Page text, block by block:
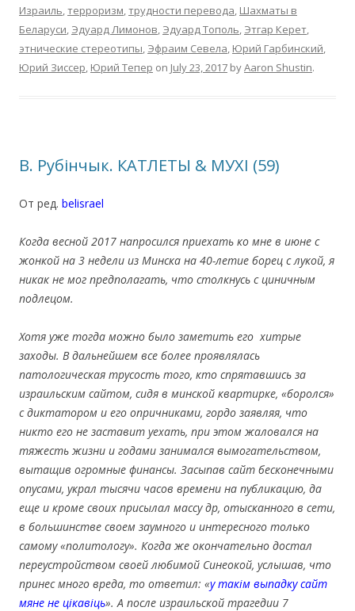
Израиль,терроризм,трудности перевода, Шахматы в
Беларуси, Эдуард Лимонов, Эдуард Тополь, Этгар Керет,
этнические стереотипы, Эфраим Севела, Юрий Гарбинский,
Юрий Зиссер, Юрий Тепер on July 23, 2017 byAaron Shustin.
В. Рубінчык. КАТЛЕТЫ & МУХІ (59)
От ред. belisrael
Когда весной 2017 напросился приехать ко мне в июне с
жонкой на 3 недели из Минска на 40-летие борец с лукой, я
никак не мог предполагать, что столкнусь с циничным
подлецом.
Хотя уже тогда можно было заметить его хитрые
заходы. В дальнейшем все более проявлялась
патологическая трусость того, кто спрятавшись за
израильским сайтом, сидя в минской квартирке, «боролся»
с диктатором и его опричниками, гордо заявляя, что
никто его не заставит уехать, при этом жаловался на
тяжесть жизни и годами занимался вымогательством,
вытащив огромные финансы. Засыпав сайт бесконечными
опусами, украл тысячи часов времени на публикацию, да
еще и кроме своих присылал массу др, отысканного в сети,
в большинстве своем заумного и интересного только
самому «политологу». Когда же окончательно достал
переустройством своей любимой Синеокой, услышав, что
принес много вреда, то ответил: «у такім выпадку сайт
мяне не цікавіць». А после израильской трагедии 7